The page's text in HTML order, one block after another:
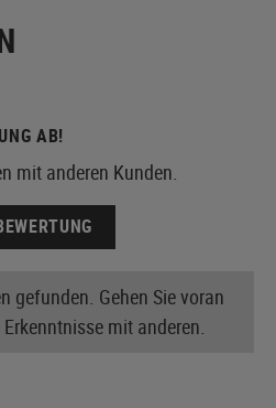
AB!
mit anderen Kunden.
gefunden. Gehen Sie voran
mit anderen.